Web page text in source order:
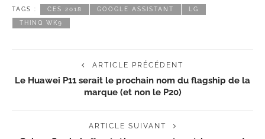
TAGS : CES 2018 GOOGLE ASSISTANT LG
THINQ WK9
ARTICLE PRÉCÉDENT
Le Huawei P11 serait le prochain nom du flagship de la
marque (et non le P20)
ARTICLE SUIVANT